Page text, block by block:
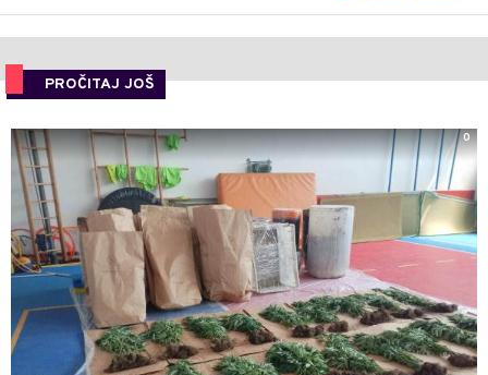
PROČITAJ JOŠ
0